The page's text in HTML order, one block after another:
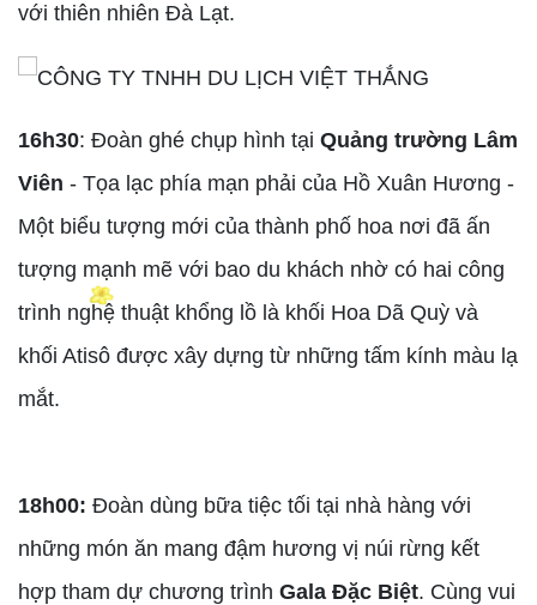
với thiên nhiên Đà Lạt.
16h30: Đoàn ghé chụp hình tại Quảng trường Lâm
Viên - Tọa lạc phía mạn phải của Hồ Xuân Hương -
Một biểu tượng mới của thành phố hoa nơi đã ấn
tượng mạnh mẽ với bao du khách nhờ có hai công
trình nghệ thuật khổng lồ là khối Hoa Dã Quỳ và
khối Atisô được xây dựng từ những tấm kính màu lạ
mắt.
18h00: Đoàn dùng bữa tiệc tối tại nhà hàng với
những món ăn mang đậm hương vị núi rừng kết
hợp tham dự chương trình Gala Đặc Biệt. Cùng vui